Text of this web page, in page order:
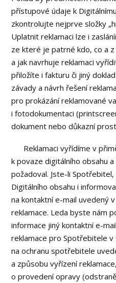
přístupové údaje k
zkontrolujte nejprve složky
Uplatnit reklamaci lze i
ze které je patrné kdo, co a
a jak navrhuje reklamaci
přiložíte i fakturu či jiný
závady a návrh řešení
pro prokázání reklamované
i fotodokumentaci
dokument nebo důkazní
Reklamaci vyřídíme v
k povaze digitálního obsahu
požadoval. Jste-li
Digitálního obsahu i
na kontaktní e-mail uvedený
reklamace. Leda byste nám
informace jiný kontaktní e-
reklamace pro Spotřebitele v
na ochranu spotřebitele
a způsobu vyřízení
o provedení opravy